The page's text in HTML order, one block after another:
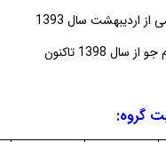
سال 1393